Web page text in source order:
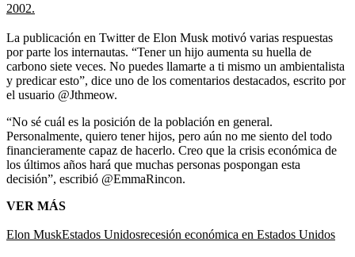
2002.
La publicación en Twitter de Elon Musk motivó varias respuestas
por parte los internautas. “Tener un hijo aumenta su huella de
carbono siete veces. No puedes llamarte a ti mismo un ambientalista
y predicar esto”, dice uno de los comentarios destacados, escrito por
el usuario @Jthmeow.
“No sé cuál es la posición de la población en general.
Personalmente, quiero tener hijos, pero aún no me siento del todo
financieramente capaz de hacerlo. Creo que la crisis económica de
los últimos años hará que muchas personas pospongan esta
decisión”, escribió @EmmaRincon.
VER MÁS
Elon MuskEstados Unidosrecesión económica en Estados Unidos